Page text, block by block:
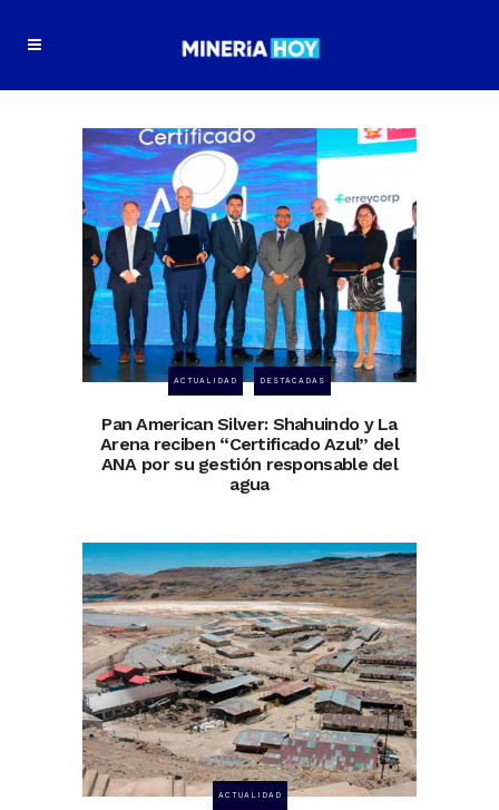
ACTUALIDAD DESTACADAS
Pan American Silver: Shahuindo y La
Arena reciben “Certificado Azul” del
ANA por su gestión responsable del
agua
ACTUALIDAD